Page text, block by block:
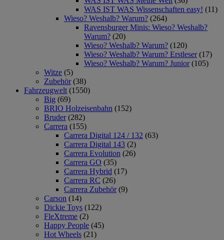
WAS IST WAS Wissenschaften easy! (11)
Wieso? Weshalb? Warum? (264)
Ravensburger Minis: Wieso? Weshalb?
Warum? (20)
Wieso? Weshalb? Warum? (120)
Wieso? Weshalb? Warum? Erstleser (17)
Wieso? Weshalb? Warum? Junior (105)
Witze (5)
Zubehör (38)
Fahrzeugwelt (1550)
Big (69)
BRIO Holzeisenbahn (152)
Bruder (282)
Carrera (155)
Carrera Digital 124 / 132 (63)
Carrera Digital 143 (2)
Carrera Evolution (26)
Carrera GO (35)
Carrera Hybrid (17)
Carrera RC (26)
Carrera Zubehör (9)
Carson (14)
Dickie Toys (122)
FleXtreme (2)
Happy People (45)
Hot Wheels (21)